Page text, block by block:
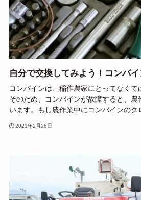
自分で交換してみよう！コンバ
コンバインは、稲作農家にとってなくて
そのため、コンバインが故障すると、農
います。もし農作業中にコンバインのク
2021年2月26日